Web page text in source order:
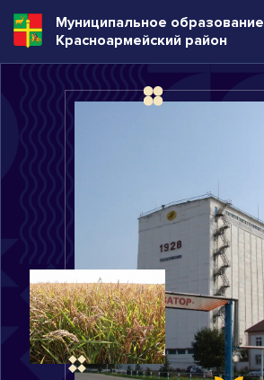
Муниципальное образование
Красноармейский район